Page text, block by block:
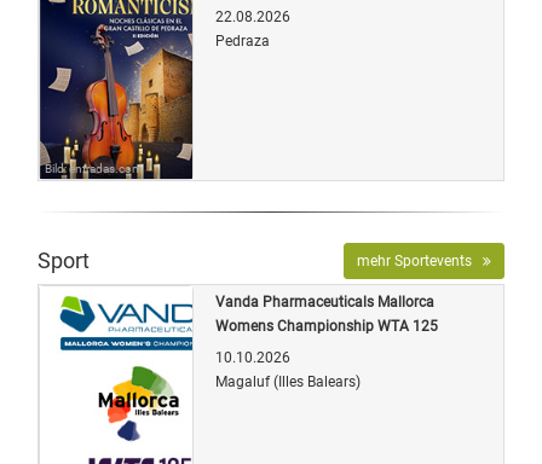
Bild: entradas.com
22.08.2026
Pedraza
Sport mehr Sportevents
Vanda Pharmaceuticals Mallorca
Womens Championship WTA 125
10.10.2026
Magaluf (Illes Balears)